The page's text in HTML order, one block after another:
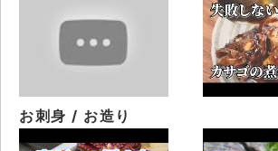
お刺身 / お造り